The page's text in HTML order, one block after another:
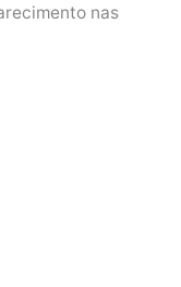
nas